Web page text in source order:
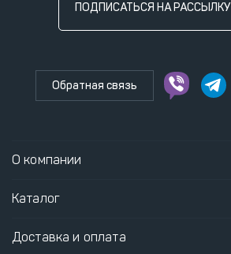
ПОДПИСАТЬСЯ НА РАССЫЛКУ
Обратная связь
О компании
Каталог
Доставка и оплата